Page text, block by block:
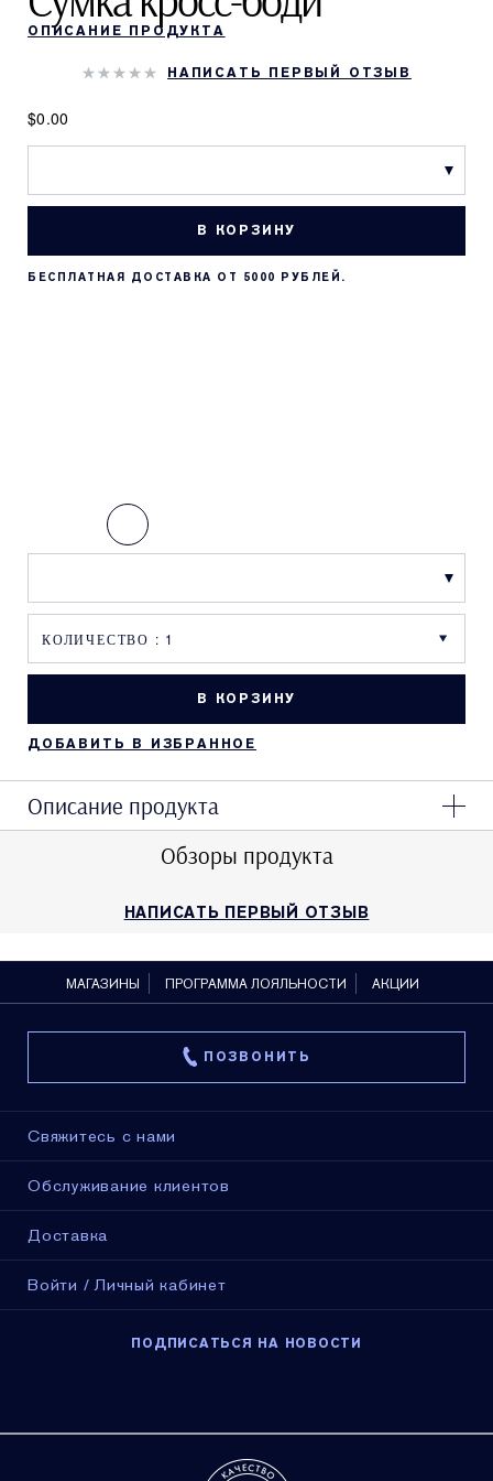
ОПИСАНИЕ ПРОДУКТА
НАПИСАТЬ ПЕРВЫЙ ОТЗЫВ
$0.00
В КОРЗИНУ
БЕСПЛАТНАЯ ДОСТАВКА ОТ 5000 РУБЛЕЙ.
В КОРЗИНУ
ДОБАВИТЬ В ИЗБРАННОЕ
Описание продукта
Обзоры продукта
НАПИСАТЬ ПЕРВЫЙ ОТЗЫВ
МАГАЗИНЫ ПРОГРАММА ЛОЯЛЬНОСТИ АКЦИИ
ПОЗВОНИТЬ
Свяжитесь с нами
Обслуживание клиентов
Доставка
Войти / Личный кабинет
ПОДПИСАТЬСЯ НА НОВОСТИ